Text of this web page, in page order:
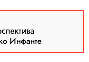
Инфанте